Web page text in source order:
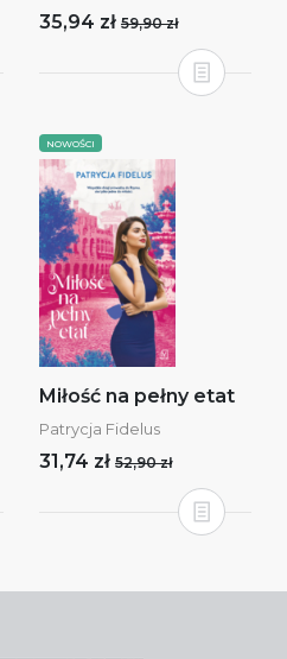
35,94 zł 59,90 zł
NOWOŚCI
Miłość na pełny etat
Patrycja Fidelus
31,74 zł 52,90 zł